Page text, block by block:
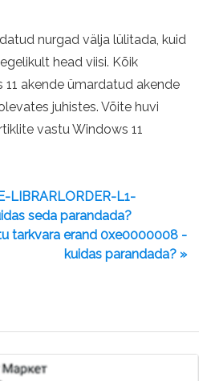
nurgad välja lülitada, kuid
head viisi. Kõik
akende ümardatud akende
juhistes. Võite huvi
vastu Windows 11
LIBRARLORDER-L1-
seda parandada?
tarkvara erand 0xe0000008 -
kuidas parandada? »